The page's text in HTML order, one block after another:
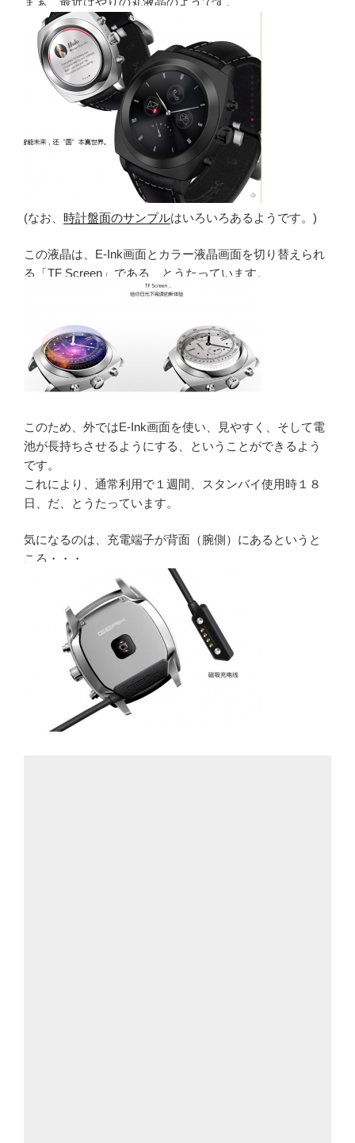
(なお、 時計盤面のサンプルはいろいろあるようです。)
この液晶は、E-Ink画面とカラー液晶画面を切り替えられ
る「TF Screen」である、とうたっています。
このため、外ではE-Ink画面を使い、見やすく、そして電
池が長持ちさせるようにする、ということができるよう
です。
これにより、通常利用で１週間、スタンバイ使用時１８
日、だ、とうたっています。
気になるのは、充電端子が背面（腕側）にあるというと
ころ・・・